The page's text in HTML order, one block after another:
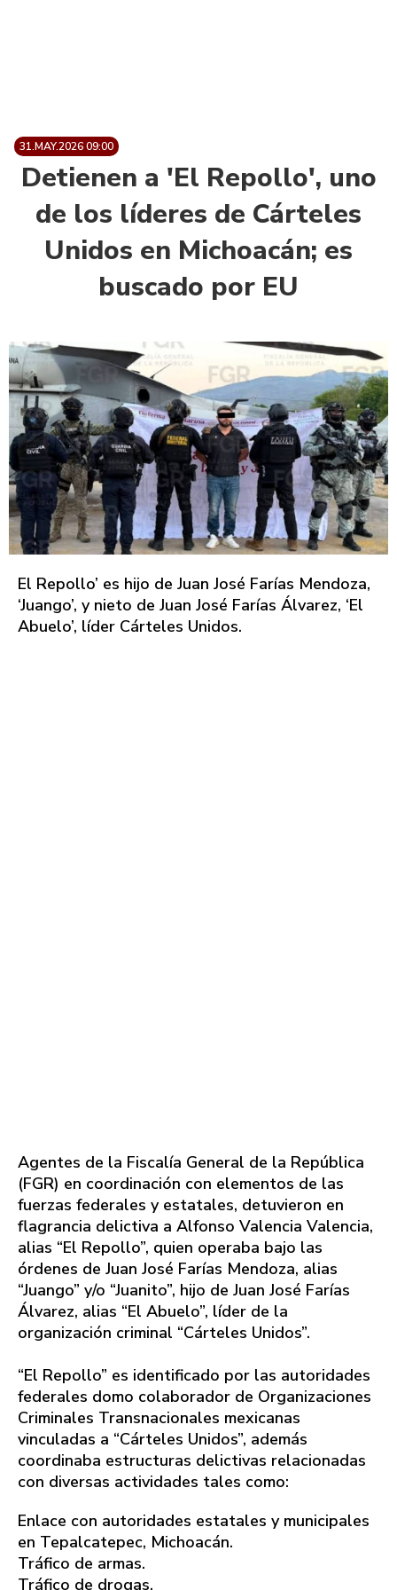
31.MAY.2026 09:00
Detienen a 'El Repollo', uno
de los líderes de Cárteles
Unidos en Michoacán; es
buscado por EU
El Repollo’ es hijo de Juan José Farías Mendoza,
‘Juango’, y nieto de Juan José Farías Álvarez, ‘El
Abuelo’, líder Cárteles Unidos.
Agentes de la Fiscalía General de la República
(FGR) en coordinación con elementos de las
fuerzas federales y estatales, detuvieron en
flagrancia delictiva a Alfonso Valencia Valencia,
alias “El Repollo”, quien operaba bajo las
órdenes de Juan José Farías Mendoza, alias
“Juango” y/o “Juanito”, hijo de Juan José Farías
Álvarez, alias “El Abuelo”, líder de la
organización criminal “Cárteles Unidos”.
“El Repollo” es identificado por las autoridades
federales domo colaborador de Organizaciones
Criminales Transnacionales mexicanas
vinculadas a “Cárteles Unidos”, además
coordinaba estructuras delictivas relacionadas
con diversas actividades tales como:
Enlace con autoridades estatales y municipales
en Tepalcatepec, Michoacán.
Tráfico de armas.
Tráfico de drogas.